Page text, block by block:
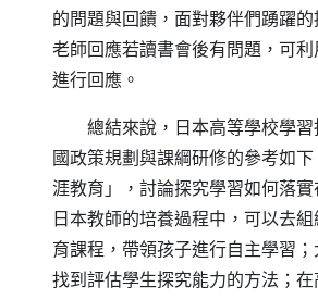
的問題與回饋，面對夥伴們踴躍
老師回應若讀書會後有問題，可
進行回應。
總結來說，日本高等學校學習
國政策規劃與課綱研修的參考如
涯教育」，討論探究學習如何落實
日本教師的培養過程中，可以去
育課程，帶領孩子進行自主學習
找到評估學生探究能力的方法；